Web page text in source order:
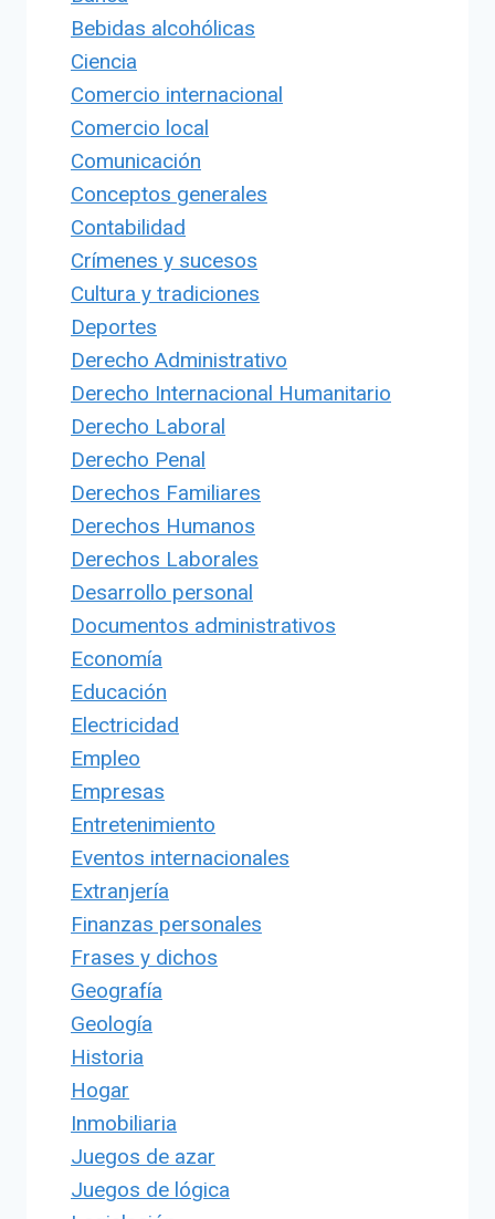
Bebidas alcohólicas
Ciencia
Comercio internacional
Comercio local
Comunicación
Conceptos generales
Contabilidad
Crímenes y sucesos
Cultura y tradiciones
Deportes
Derecho Administrativo
Derecho Internacional Humanitario
Derecho Laboral
Derecho Penal
Derechos Familiares
Derechos Humanos
Derechos Laborales
Desarrollo personal
Documentos administrativos
Economía
Educación
Electricidad
Empleo
Empresas
Entretenimiento
Eventos internacionales
Extranjería
Finanzas personales
Frases y dichos
Geografía
Geología
Historia
Hogar
Inmobiliaria
Juegos de azar
Juegos de lógica